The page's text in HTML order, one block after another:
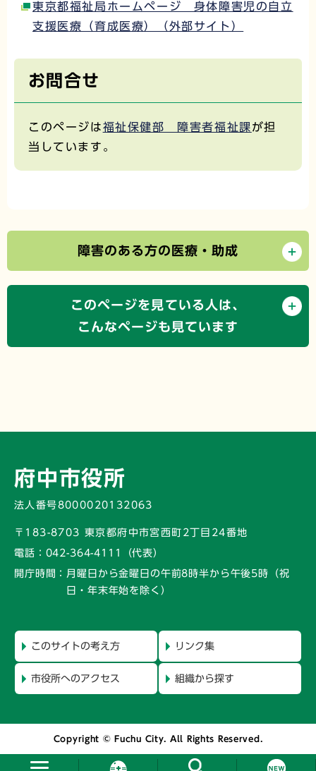
東京都福祉局ホームページ 身体障害児の自立
支援医療（育成医療）（外部サイト）
お問合せ
このページは福祉保健部 障害者福祉課が担
当しています。
障害のある方の医療・助成
このページを見ている人は、
こんなページも見ています
府中市役所
法人番号8000020132063
〒183-8703 東京都府中市宮西町2丁目24番地
電話： 042-364-4111（代表）
開庁時間： 月曜日から金曜日の午前8時半から午後5時 （祝
日・年末年始を除く）
このサイトの考え方 リンク集
市役所へのアクセス 組織から探す
Copyright © Fuchu City. All Rights Reserved.